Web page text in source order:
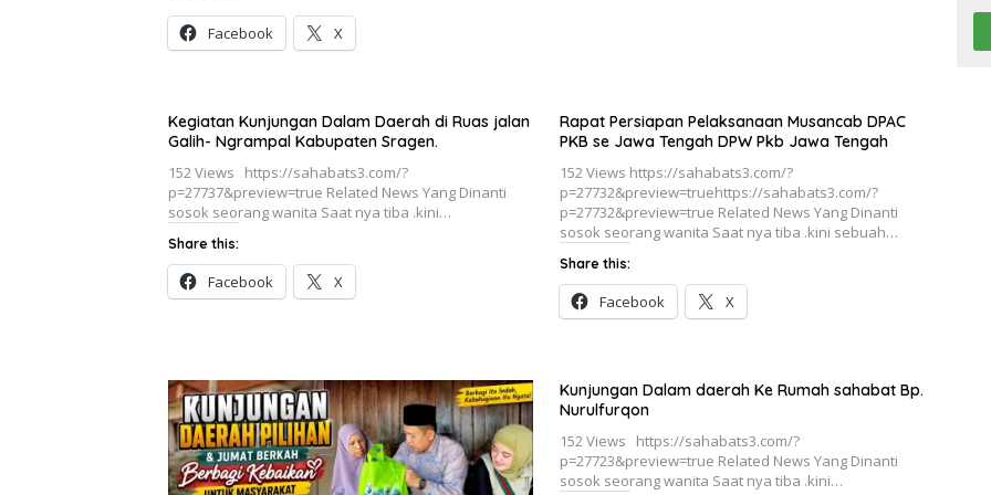
Facebook X
Kegiatan Kunjungan Dalam Daerah di Ruas jalan
Galih- Ngrampal Kabupaten Sragen.
152 Views https://sahabats3.com/?
p=27737&preview=true Related News Yang Dinanti
sosok seorang wanita Saat nya tiba .kini…
Share this:
Facebook X
Rapat Persiapan Pelaksanaan Musancab DPAC
PKB se Jawa Tengah DPW Pkb Jawa Tengah
152 Views https://sahabats3.com/?
p=27732&preview=truehttps://sahabats3.com/?
p=27732&preview=true Related News Yang Dinanti
sosok seorang wanita Saat nya tiba .kini sebuah…
Share this:
Facebook X
Kunjungan Dalam daerah Ke Rumah sahabat Bp.
Nurulfurqon
152 Views https://sahabats3.com/?
p=27723&preview=true Related News Yang Dinanti
sosok seorang wanita Saat nya tiba .kini…